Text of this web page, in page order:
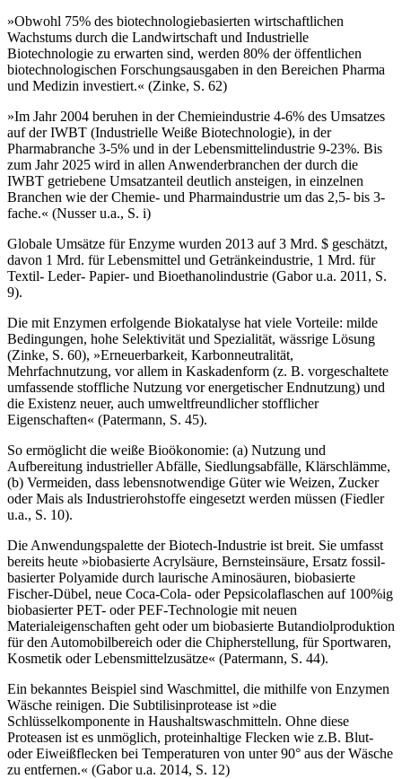
»Obwohl 75% des biotechnologiebasierten wirtschaftlichen
Wachstums durch die Landwirtschaft und Industrielle
Biotechnologie zu erwarten sind, werden 80% der öffentlichen
biotechnologischen Forschungsausgaben in den Bereichen Pharma
und Medizin investiert.« (Zinke, S. 62)
»Im Jahr 2004 beruhen in der Chemieindustrie 4-6% des Umsatzes
auf der IWBT (Industrielle Weiße Biotechnologie), in der
Pharmabranche 3-5% und in der Lebensmittelindustrie 9-23%. Bis
zum Jahr 2025 wird in allen Anwenderbranchen der durch die
IWBT getriebene Umsatzanteil deutlich ansteigen, in einzelnen
Branchen wie der Chemie- und Pharmaindustrie um das 2,5- bis 3-
fache.« (Nusser u.a., S. i)
Globale Umsätze für Enzyme wurden 2013 auf 3 Mrd. $ geschätzt,
davon 1 Mrd. für Lebensmittel und Getränkeindustrie, 1 Mrd. für
Textil- Leder- Papier- und Bioethanolindustrie (Gabor u.a. 2011, S.
9).
Die mit Enzymen erfolgende Biokatalyse hat viele Vorteile: milde
Bedingungen, hohe Selektivität und Spezialität, wässrige Lösung
(Zinke, S. 60), »Erneuerbarkeit, Karbonneutralität,
Mehrfachnutzung, vor allem in Kaskadenform (z. B. vorgeschaltete
umfassende stoffliche Nutzung vor energetischer Endnutzung) und
die Existenz neuer, auch umweltfreundlicher stofflicher
Eigenschaften« (Patermann, S. 45).
So ermöglicht die weiße Bioökonomie: (a) Nutzung und
Aufbereitung industrieller Abfälle, Siedlungsabfälle, Klärschlämme,
(b) Vermeiden, dass lebensnotwendige Güter wie Weizen, Zucker
oder Mais als Industrierohstoffe eingesetzt werden müssen (Fiedler
u.a., S. 10).
Die Anwendungspalette der Biotech-Industrie ist breit. Sie umfasst
bereits heute »biobasierte Acrylsäure, Bernsteinsäure, Ersatz fossil-
basierter Polyamide durch laurische Aminosäuren, biobasierte
Fischer-Dübel, neue Coca-Cola- oder Pepsicolaflaschen auf 100%ig
biobasierter PET- oder PEF-Technologie mit neuen
Materialeigenschaften geht oder um biobasierte Butandiolproduktion
für den Automobilbereich oder die Chipherstellung, für Sportwaren,
Kosmetik oder Lebensmittelzusätze« (Patermann, S. 44).
Ein bekanntes Beispiel sind Waschmittel, die mithilfe von Enzymen
Wäsche reinigen. Die Subtilisinprotease ist »die
Schlüsselkomponente in Haushaltswaschmitteln. Ohne diese
Proteasen ist es unmöglich, proteinhaltige Flecken wie z.B. Blut-
oder Eiweißflecken bei Temperaturen von unter 90° aus der Wäsche
zu entfernen.« (Gabor u.a. 2014, S. 12)